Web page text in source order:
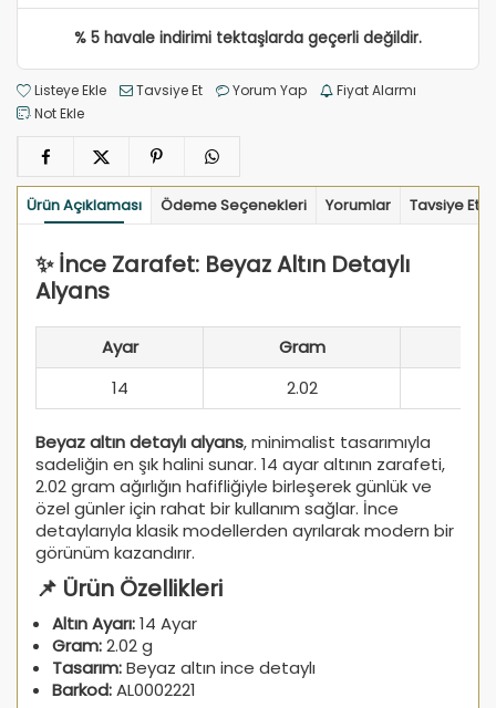
% 5 havale indirimi tektaşlarda geçerli değildir.
Listeye Ekle Tavsiye Et Yorum Yap
Fiyat Alarmı
Not Ekle
Ürün Açıklaması Ödeme Seçenekleri Yorumlar Tavsiye Et
✨ İnce Zarafet: Beyaz Altın Detaylı
Alyans
Ayar
Gram
14
2.02
Beyaz altın detaylı alyans, minimalist tasarımıyla
sadeliğin en şık halini sunar. 14 ayar altının zarafeti,
2.02 gram ağırlığın hafifliğiyle birleşerek günlük ve
özel günler için rahat bir kullanım sağlar. İnce
detaylarıyla klasik modellerden ayrılarak modern bir
görünüm kazandırır.
📌 Ürün Özellikleri
Altın Ayarı:14 Ayar
Gram:2.02 g
Tasarım:Beyaz altın ince detaylı
Barkod:AL0002221